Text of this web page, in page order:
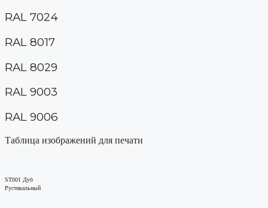
RAL 7024
RAL 8017
RAL 8029
RAL 9003
RAL 9006
Таблица изображений для печати
ST001 Дуб
Рустикальный